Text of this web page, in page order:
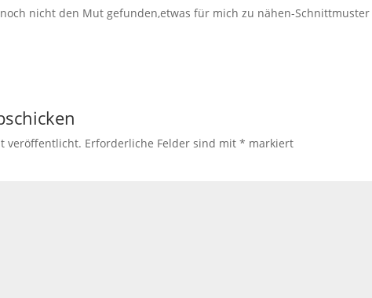
nicht den Mut gefunden,etwas für mich zu nähen-
veröffentlicht. Erforderliche Felder sind mit* markiert